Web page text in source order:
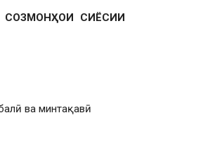
СИЁСИИ
ва минтақавӣ